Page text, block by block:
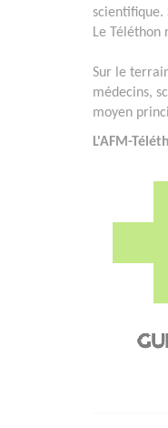
scientifique.
Le Téléthon
Sur le
médecins,
moyen
L'AFM-